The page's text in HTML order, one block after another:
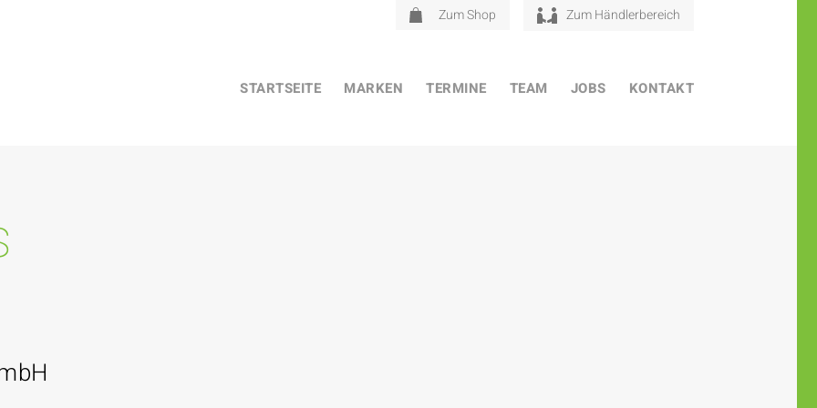
Zum Shop Zum Händlerbereich
STARTSEITE MARKEN TERMINE TEAM JOBS KONTAKT